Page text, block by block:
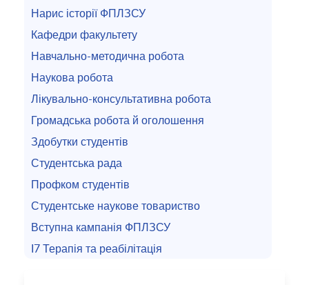
Нарис історії ФПЛЗСУ
Кафедри факультету
Навчально-методична робота
Наукова робота
Лікувально-консультативна робота
Громадська робота й оголошення
Здобутки студентів
Студентська рада
Профком студентів
Студентське наукове товариство
Вступна кампанія ФПЛЗСУ
I7 Терапія та реабілітація